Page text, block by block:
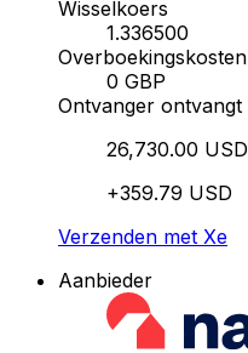
Wisselkoers
1.336500
Overboekingskosten
0 GBP
Ontvanger ontvangt
26,730.00 USD
+359.79 USD
Verzenden met Xe
Aanbieder